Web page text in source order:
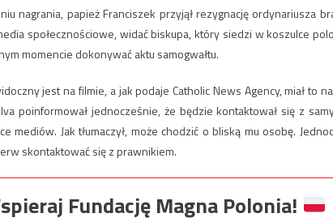
nagrania, papież Franciszek przyjął rezygnację ordynariusza
społecznościowe, widać biskupa, który siedzi w koszulce
momencie dokonywać aktu samogwałtu.
jest na filmie, a jak podaje Catholic News Agency, miał to
poinformował jednocześnie, że będzie kontaktował się z
mediów. Jak tłumaczył, może chodzić o bliską mu osobę.
skontaktować się z prawnikiem.
Fundację Magna Polonia!